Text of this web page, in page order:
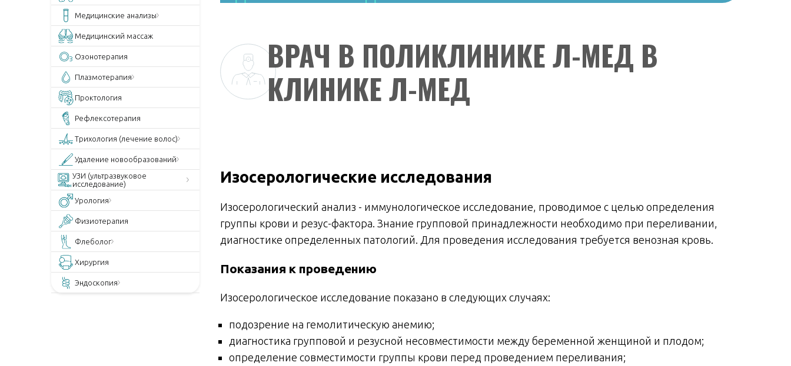
Медицинские анализы
Медицинский массаж
Озонотерапия
Плазмотерапия
Проктология
Рефлексотерапия
Трихология (лечение волос)
Удаление новообразований
УЗИ (ультразвуковое
исследование)
Урология
Физиотерапия
Флеболог
Хирургия
Эндоскопия
ВРАЧ В ПОЛИКЛИНИКЕ Л-МЕД В
КЛИНИКЕ Л-МЕД
Изосерологические исследования
Изосерологический анализ - иммунологическое исследование, проводимое с целью определения
группы крови и резус-фактора. Знание групповой принадлежности необходимо при переливании,
диагностике определенных патологий. Для проведения исследования требуется венозная кровь.
Показания к проведению
Изосерологическое исследование показано в следующих случаях:
подозрение на гемолитическую анемию;
диагностика групповой и резусной несовместимости между беременной женщиной и плодом;
определение совместимости группы крови перед проведением переливания;